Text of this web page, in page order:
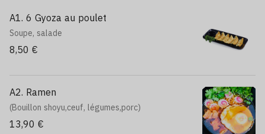
A1. 6 Gyoza au poulet
Soupe, salade
8,50 €
A2. Ramen
(Bouillon shoyu,ceuf, légumes,porc)
13,90 €